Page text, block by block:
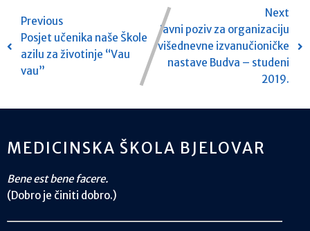
Previous
Posjet učenika naše Škole
azilu za životinje “Vau
vau”
Next
Javni poziv za organizaciju
višednevne izvanučioničke
nastave Budva – studeni
2019.
MEDICINSKA ŠKOLA BJELOVAR
Bene est bene facere.
(Dobro je činiti dobro.)